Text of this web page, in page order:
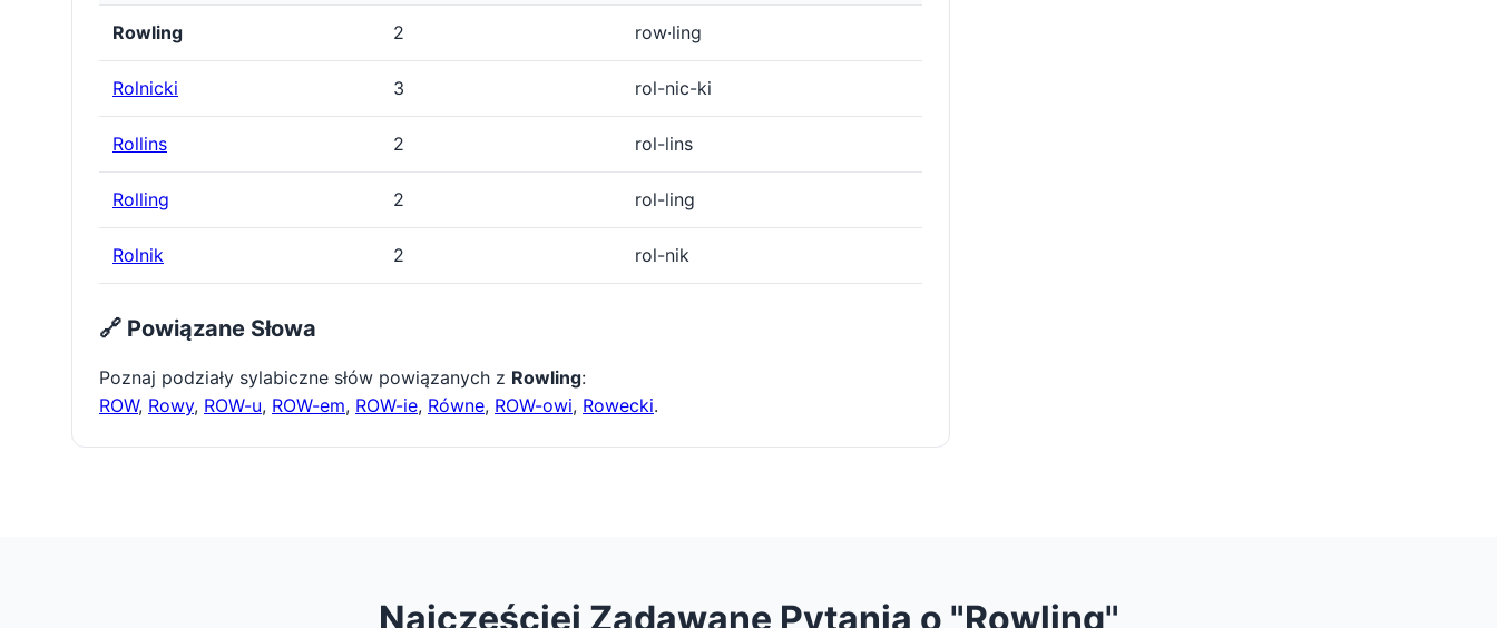
Rowling 2 row·ling
Rolnicki 3 rol-nic-ki
Rollins 2 rol-lins
Rolling 2 rol-ling
Rolnik 2 rol-nik
🔗 Powiązane Słowa
Poznaj podziały sylabiczne słów powiązanych z Rowling:
ROW, Rowy, ROW-u, ROW-em, ROW-ie, Równe, ROW-owi, Rowecki.
Najczęściej Zadawane Pytania o "Rowling"